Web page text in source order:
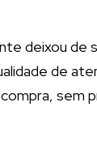
deixou de
de
sem